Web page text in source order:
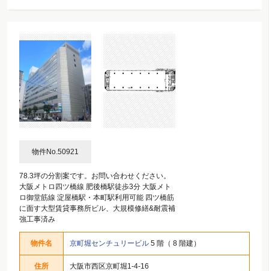
物件No.50921
78.3坪の分割案です。お問い合わせください。
大阪メトロ四ツ橋線 肥後橋駅徒歩3分 大阪メト
ロ御堂筋線 淀屋橋駅・本町駅利用可能 四ツ橋筋
に面す大型賃貸事務所ビル、大規模修繕&耐震補
強工事済み
物件名 京町堀センチュリービル 5 階（ 8 階建）
住所 大阪市西区京町堀1-4-16